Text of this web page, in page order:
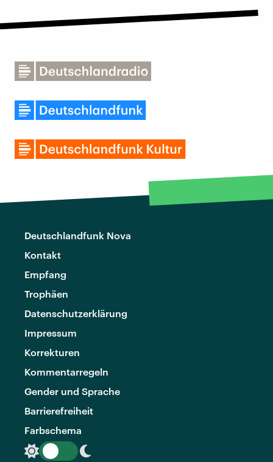
Deutschlandfunk Nova
Kontakt
Empfang
Trophäen
Datenschutzerklärung
Impressum
Korrekturen
Kommentarregeln
Gender und Sprache
Barrierefreiheit
Farbschema